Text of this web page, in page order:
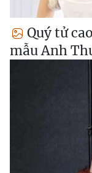
Quý tử
mẫu Anh